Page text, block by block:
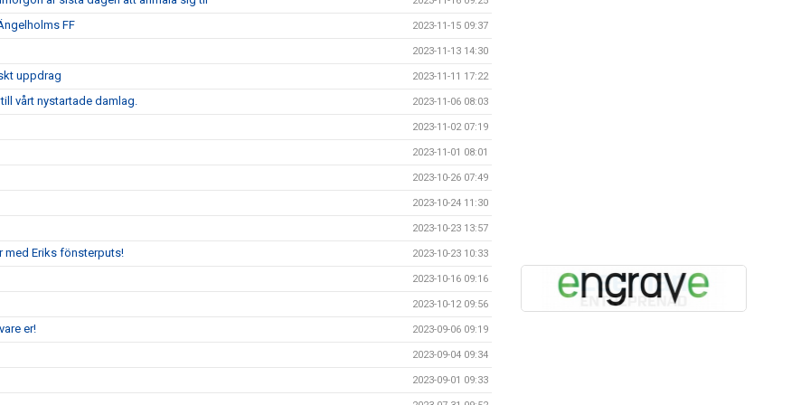
FF 2023-11-15 09:37
2023-11-13 14:30
uppdrag 2023-11-11 17:22
vårt nystartade damlag. 2023-11-06 08:03
2023-11-02 07:19
2023-11-01 08:01
2023-10-26 07:49
2023-10-24 11:30
2023-10-23 13:57
med Eriks fönsterputs! 2023-10-23 10:33
2023-10-16 09:16
2023-10-12 09:56
er! 2023-09-06 09:19
2023-09-04 09:34
2023-09-01 09:33